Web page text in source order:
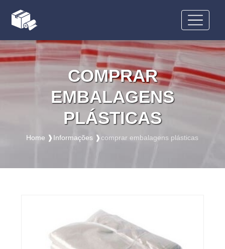
COMPRAR
EMBALAGENS
PLÁSTICAS
Home ❱ Informações ❱ comprar embalagens plásticas